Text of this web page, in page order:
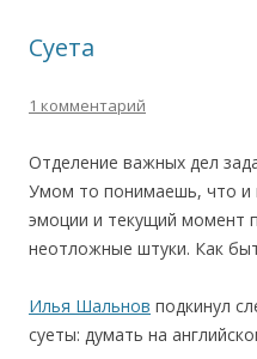
Суета
1 комментарий
Отделение важных дел
Умом то понимаешь, что и
эмоции и текущий момент
неотложные штуки. Как
Илья Шальнов подкинул
суеты: думать на